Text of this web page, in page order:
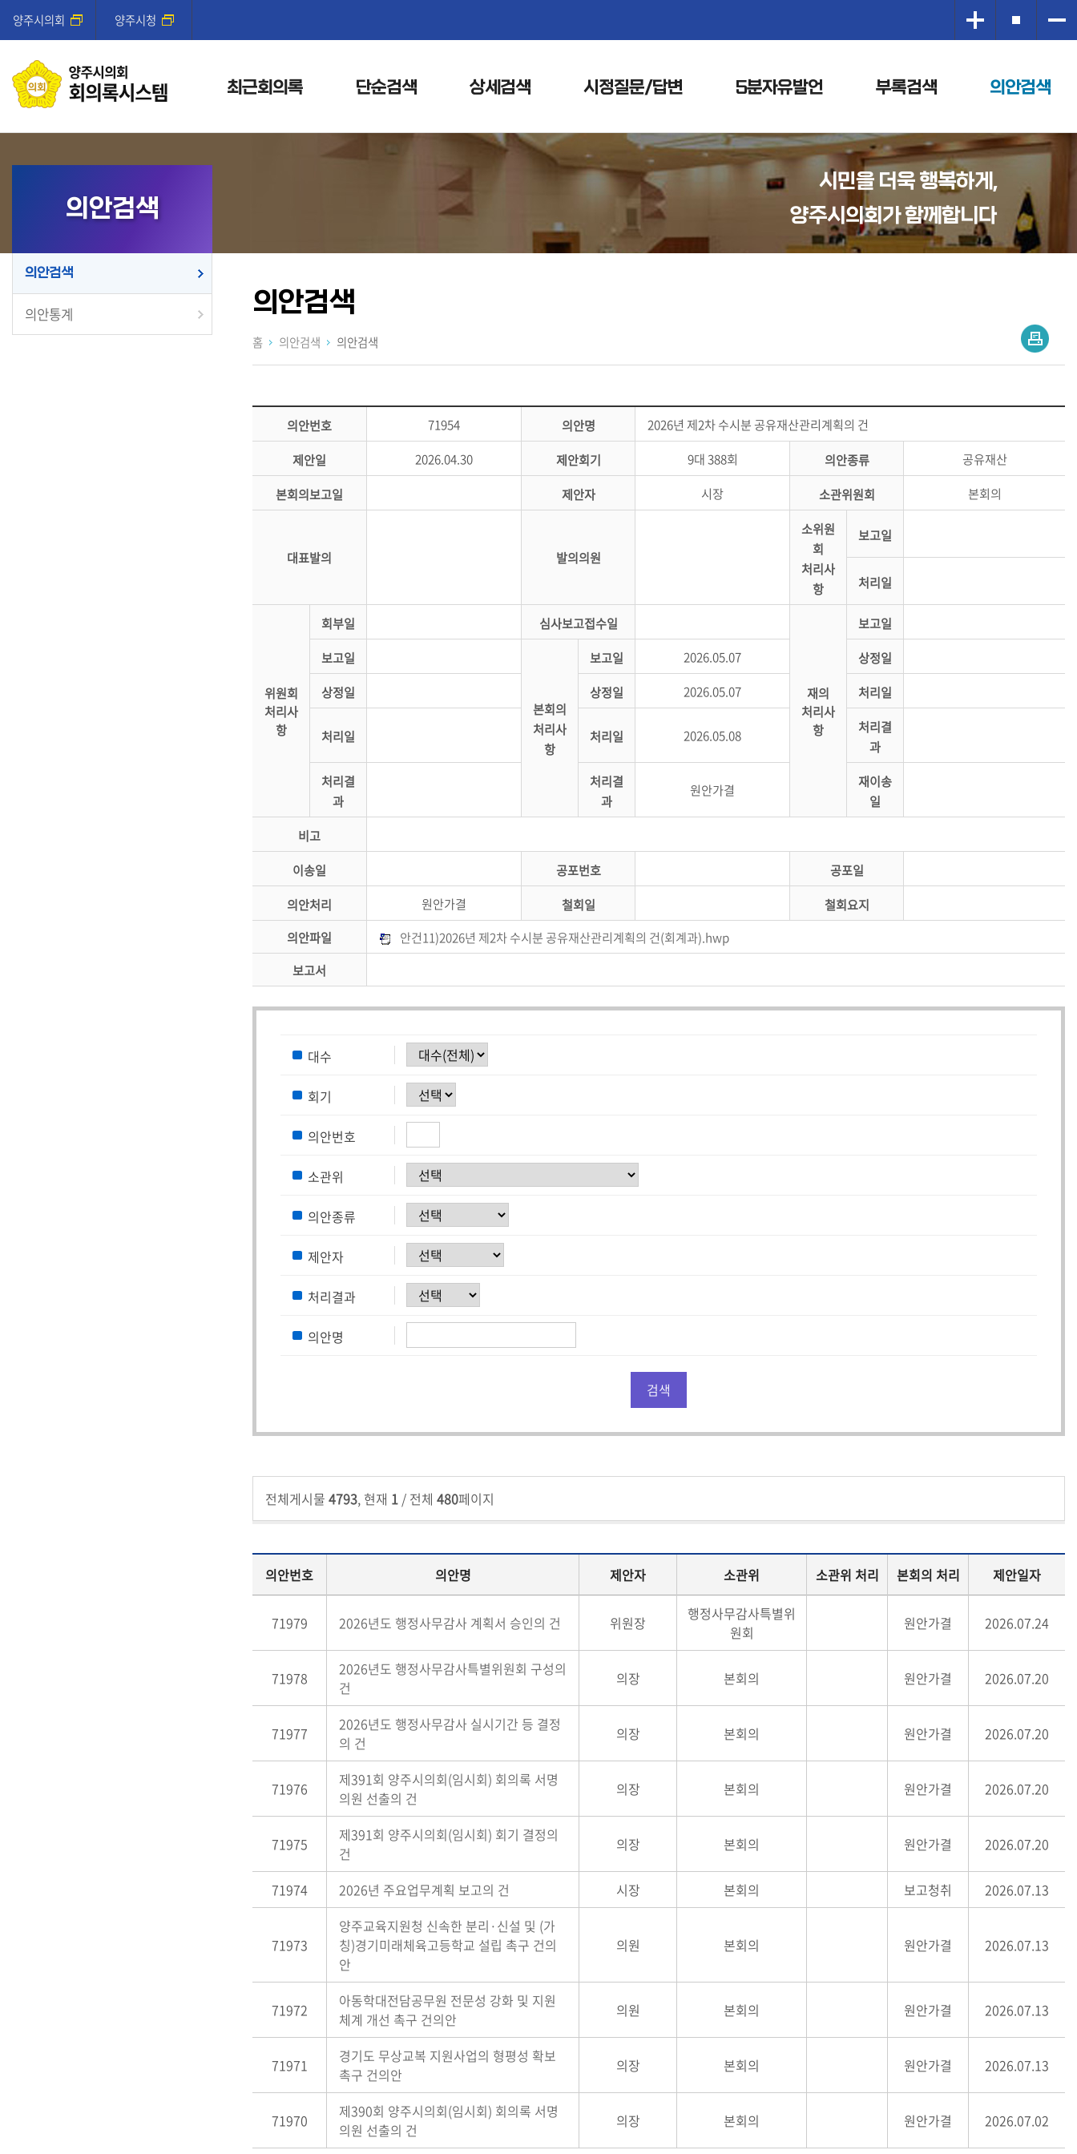
양주시의회 양주시청
최근회의록 단순검색 상세검색 시정질문/답변 5분자유발언 부록검색 의안검색
시민을 더욱 행복하게,
양주시의회가 함께합니다
의안검색
의안검색
의안통계
홈 의안검색 의안검색
의안검색
의안번호 71954 의안명
2026년 제2차 수시분 공유재산관리계획의 건
제안일
2026.04.30 제안회기 9대 388회 의안종류
공유재산
본회의보고일
제안자 시장 소관위원회 본회의
대표발의 발의의원
소위원
회
처리사
항
보고일
처리일
위원회
처리사
항
회부일 심사보고접수일
재의
처리사
항
보고일
보고일
본회의
처리사
항
보고일 2026.05.07
상정일
상정일
상정일 2026.05.07 처리일
처리일 처리일 2026.05.08
처리결
과
처리결
과
처리결
과
원안가결
재이송
일
비고
이송일
공포번호
공포일
의안처리
원안가결 철회일
철회요지
의안파일
안건11)2026년 제2차 수시분 공유재산관리계획의 건(회계과).hwp
보고서
대수
회기
의안번호
소관위
의안종류
제안자
처리결과
의안명
전체게시물 4793, 현재 1 / 전체 480페이지
의안번호 의안명 제안자 소관위 소관위 처리 본회의 처리 제안일자
71979 2026년도 행정사무감사 계획서 승인의 건 위원장
행정사무감사특별위
원회
원안가결 2026.07.24
71978
2026년도 행정사무감사특별위원회 구성의
건
의장 본회의 원안가결 2026.07.20
71977
2026년도 행정사무감사 실시기간 등 결정
의 건
의장 본회의 원안가결 2026.07.20
71976
제391회 양주시의회(임시회) 회의록 서명
의원 선출의 건
의장 본회의 원안가결 2026.07.20
71975
제391회 양주시의회(임시회) 회기 결정의
건
의장 본회의 원안가결 2026.07.20
71974 2026년 주요업무계획 보고의 건 시장 본회의 보고청취 2026.07.13
71973
양주교육지원청 신속한 분리·신설 및 (가
칭)경기미래체육고등학교 설립 촉구 건의
안
의원 본회의 원안가결 2026.07.13
71972
아동학대전담공무원 전문성 강화 및 지원
체계 개선 촉구 건의안
의원 본회의 원안가결 2026.07.13
71971
경기도 무상교복 지원사업의 형평성 확보
촉구 건의안
의장 본회의 원안가결 2026.07.13
71970
제390회 양주시의회(임시회) 회의록 서명
의원 선출의 건
의장 본회의 원안가결 2026.07.02